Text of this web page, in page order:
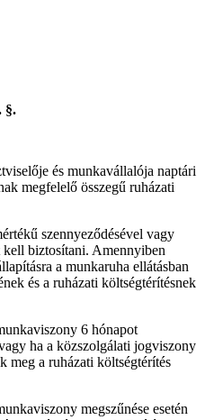
§.
és munkavállalója naptári
megfelelő összegű ruházati
szennyeződésével vagy
kell biztosítani. Amennyiben
a munkaruha ellátásban
és a ruházati költségtérítésnek
6 hónapot
ha a közszolgálati jogviszony
meg a ruházati költségtérítés
megszűnése esetén